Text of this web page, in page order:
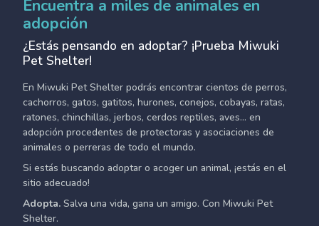
Encuentra a miles de animales en
adopción
¿Estás pensando en adoptar? ¡Prueba Miwuki
Pet Shelter!
En Miwuki Pet Shelter podrás encontrar cientos de perros,
cachorros, gatos, gatitos, hurones, conejos, cobayas, ratas,
ratones, chinchillas, jerbos, cerdos reptiles, aves... en
adopción procedentes de protectoras y asociaciones de
animales o perreras de todo el mundo.
Si estás buscando adoptar o acoger un animal, ¡estás en el
sitio adecuado!
Adopta. Salva una vida, gana un amigo. Con Miwuki Pet
Shelter.